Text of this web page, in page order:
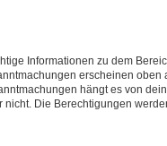
Informationen zu dem
erscheinen oben
hängt es von
Die Berechtigungen